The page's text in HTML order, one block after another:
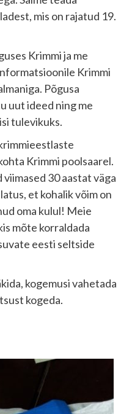
mis on rajatud 19.
Krimmi ja me
Krimmi
Põgusa
uut ideed ning me
tulevikuks.
Krimmi poolsaarel.
30 aastat väga
et kohalik võim on
oma kulul! Meie
mõte korraldada
eesti seltside
kogemusi vahetada
kogeda.